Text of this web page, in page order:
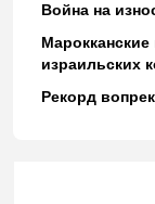
Война на
израильских
Рекорд